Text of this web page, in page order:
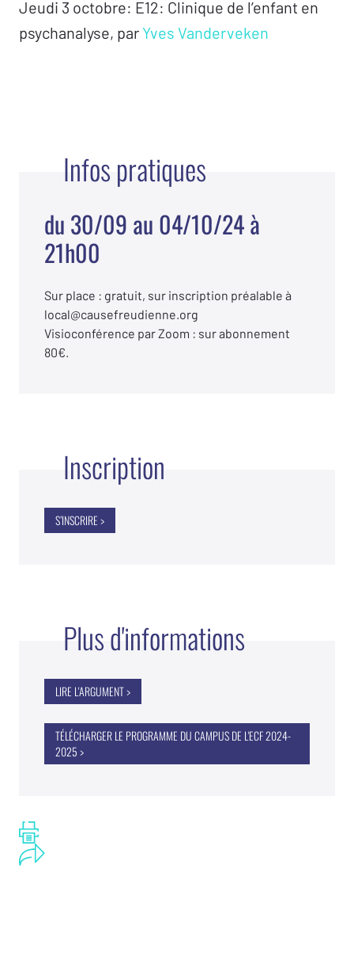
Infos pratiques
du 30/09 au 04/10/24 à
21h00
Sur place : gratuit, sur inscription préalable à
local@causefreudienne.org
Visioconférence par Zoom : sur abonnement
80€.
Inscription
S’INSCRIRE >
Plus d'informations
LIRE L'ARGUMENT >
TÉLÉCHARGER LE PROGRAMME DU CAMPUS DE L'ECF 2024-
2025 >
Jeudi 3 octobre: E12: Clinique de l’enfant en
psychanalyse, par Yves Vanderveken